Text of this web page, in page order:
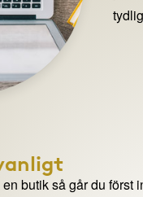
butik så går du först